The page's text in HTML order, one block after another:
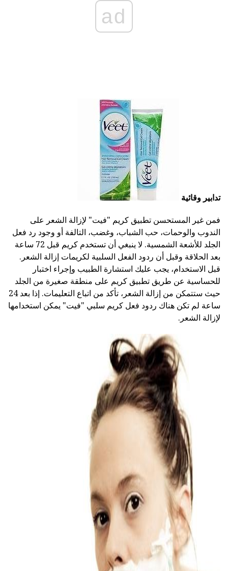
ad
تدابير وقائية
فمن غير المستحسن تطبيق كريم "فيت" لإزالة الشعر على
الندوب والوحمات، حب الشباب، وغضب، التالفة أو وجود رد فعل
الجلد للأشعة الشمسية. لا ينبغي أن تستخدم كريم قبل 72 ساعة
بعد الحلاقة وقبل أن ردود الفعل السلبية لكريمات إزالة الشعر.
قبل الاستخدام، يجب عليك استشارة الطبيب وإجراء اختبار
للحساسية عن طريق تطبيق كريم على منطقة صغيرة من الجلد
حيث ستتمكن من إزالة الشعر، تأكد من اتباع التعليمات. إذا بعد 24
ساعة لم تكن هناك ردود فعل كريم سلبي "فيت" يمكن استخدامها
لإزالة الشعر.